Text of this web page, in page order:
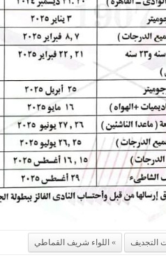
التجديف اللواء شريف القماطي